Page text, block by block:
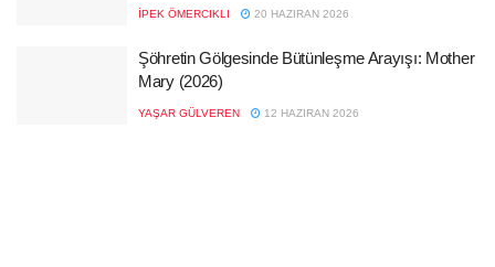
İPEK ÖMERCIKLI 20 HAZIRAN 2026
Şöhretin Gölgesinde Bütünleşme Arayışı: Mother
Mary (2026)
YAŞAR GÜLVEREN 12 HAZIRAN 2026